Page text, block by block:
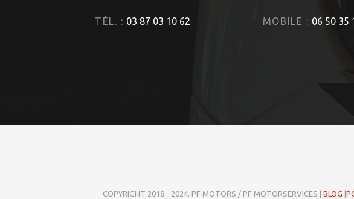
TÉL. : 03 87 03 10 62 MOBILE : 06 50 35
COPYRIGHT 2018 - 2024. PF MOTORS / PF MOTORSERVICES | BLOG